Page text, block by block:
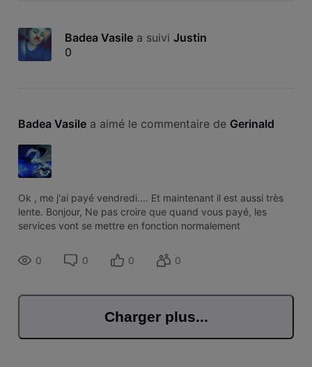
Badea Vasile a suivi Justin
0
Badea Vasile a aimé le commentaire de Gerinald
Ok , me j'ai payé vendredi.... Et maintenant il est aussi très
lente. Bonjour, Ne pas croire que quand vous payé, les
services vont se mettre en fonction normalement
voir les services r
0 0 0 0
Charger plus...